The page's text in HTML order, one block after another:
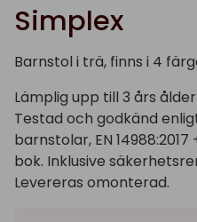
Simplex
Barnstol i trä, finns i 4
Lämplig upp till 3 års
Testad och godkänd
barnstolar, EN 14988:2017
bok. Inklusive
Levereras omonterad.